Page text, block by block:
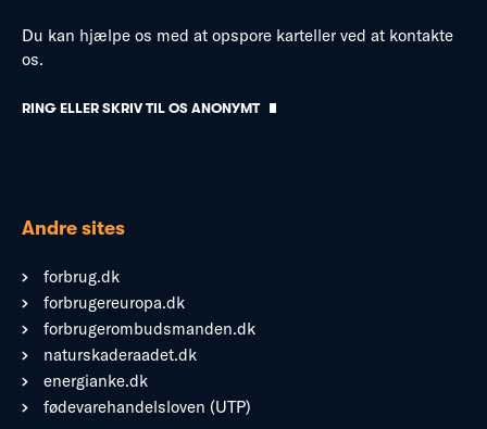
Du kan hjælpe os med at opspore karteller ved at kontakte
os.
RING ELLER SKRIV TIL OS ANONYMT
Andre sites
forbrug.dk
forbrugereuropa.dk
forbrugerombudsmanden.dk
naturskaderaadet.dk
energianke.dk
fødevarehandelsloven (UTP)